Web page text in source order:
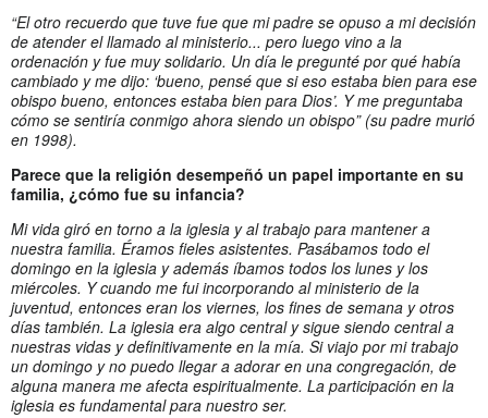
“El otro recuerdo que tuve fue que mi padre se opuso a mi decisión
de atender el llamado al ministerio... pero luego vino a la
ordenación y fue muy solidario. Un día le pregunté por qué había
cambiado y me dijo: ‘bueno, pensé que si eso estaba bien para ese
obispo bueno, entonces estaba bien para Dios’. Y me preguntaba
cómo se sentiría conmigo ahora siendo un obispo” (su padre murió
en 1998).
Parece que la religión desempeñó un papel importante en su
familia, ¿cómo fue su infancia?
Mi vida giró en torno a la iglesia y al trabajo para mantener a
nuestra familia. Éramos fieles asistentes. Pasábamos todo el
domingo en la iglesia y además íbamos todos los lunes y los
miércoles. Y cuando me fui incorporando al ministerio de la
juventud, entonces eran los viernes, los fines de semana y otros
días también. La iglesia era algo central y sigue siendo central a
nuestras vidas y definitivamente en la mía. Si viajo por mi trabajo
un domingo y no puedo llegar a adorar en una congregación, de
alguna manera me afecta espiritualmente. La participación en la
iglesia es fundamental para nuestro ser.